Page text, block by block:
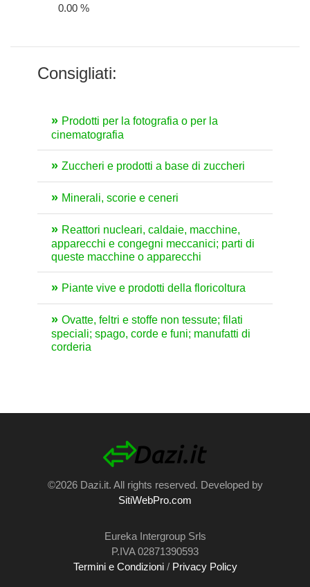
0.00 %
Consigliati:
Prodotti per la fotografia o per la
cinematografia
Zuccheri e prodotti a base di zuccheri
Minerali, scorie e ceneri
Reattori nucleari, caldaie, macchine,
apparecchi e congegni meccanici; parti di
queste macchine o apparecchi
Piante vive e prodotti della floricoltura
Ovatte, feltri e stoffe non tessute; filati
speciali; spago, corde e funi; manufatti di
corderia
©2026 Dazi.it. All rights reserved. Developed by
SitiWebPro.com
Eureka Intergroup Srls
P.IVA 02871390593
Termini e Condizioni/ Privacy Policy